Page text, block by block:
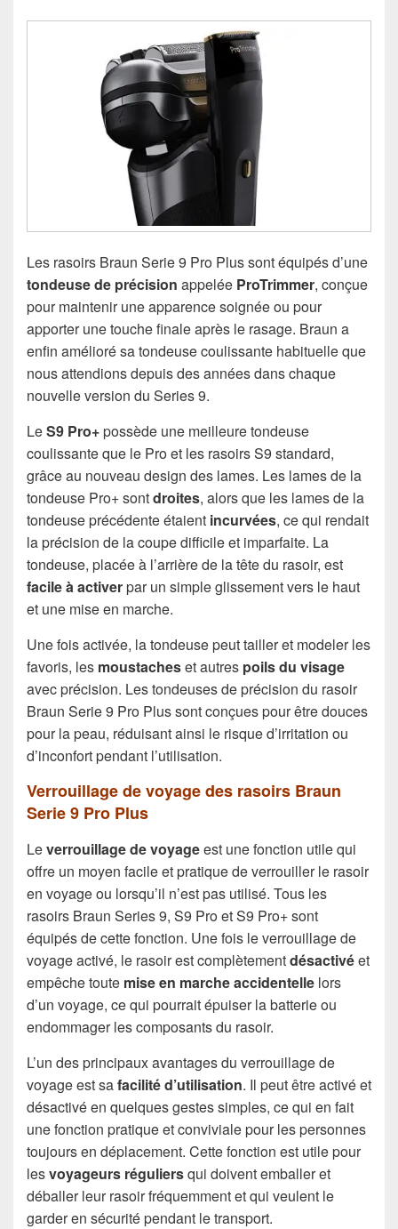
Les rasoirs Braun Serie 9 Pro Plus sont équipés d’une
tondeuse de précision appelée ProTrimmer, conçue
pour maintenir une apparence soignée ou pour
apporter une touche finale après le rasage. Braun a
enfin amélioré sa tondeuse coulissante habituelle que
nous attendions depuis des années dans chaque
nouvelle version du Series 9.
LeS9 Pro+possède une meilleure tondeuse
coulissante que le Pro et les rasoirs S9 standard,
grâce au nouveau design des lames. Les lames de la
tondeuse Pro+ sontdroites, alors que les lames de la
tondeuse précédente étaient incurvées, ce qui rendait
la précision de la coupe difficile et imparfaite. La
tondeuse, placée à l’arrière de la tête du rasoir, est
facile à activerpar un simple glissement vers le haut
et une mise en marche.
Une fois activée, la tondeuse peut tailler et modeler les
favoris, les moustacheset autres poils du visage
avec précision. Les tondeuses de précision du rasoir
Braun Serie 9 Pro Plus sont conçues pour être douces
pour la peau, réduisant ainsi le risque d’irritation ou
d’inconfort pendant l’utilisation.
Verrouillage de voyage des rasoirs Braun
Serie 9 Pro Plus
Leverrouillage de voyageest une fonction utile qui
offre un moyen facile et pratique de verrouiller le rasoir
en voyage ou lorsqu’il n’est pas utilisé. Tous les
rasoirs Braun Series 9, S9 Pro et S9 Pro+ sont
équipés de cette fonction. Une fois le verrouillage de
voyage activé, le rasoir est complètementdésactivéet
empêche toute mise en marche accidentelle lors
d’un voyage, ce qui pourrait épuiser la batterie ou
endommager les composants du rasoir.
L’un des principaux avantages du verrouillage de
voyage est safacilité d’utilisation. Il peut être activé et
désactivé en quelques gestes simples, ce qui en fait
une fonction pratique et conviviale pour les personnes
toujours en déplacement. Cette fonction est utile pour
lesvoyageurs réguliersqui doivent emballer et
déballer leur rasoir fréquemment et qui veulent le
garder en sécurité pendant le transport.